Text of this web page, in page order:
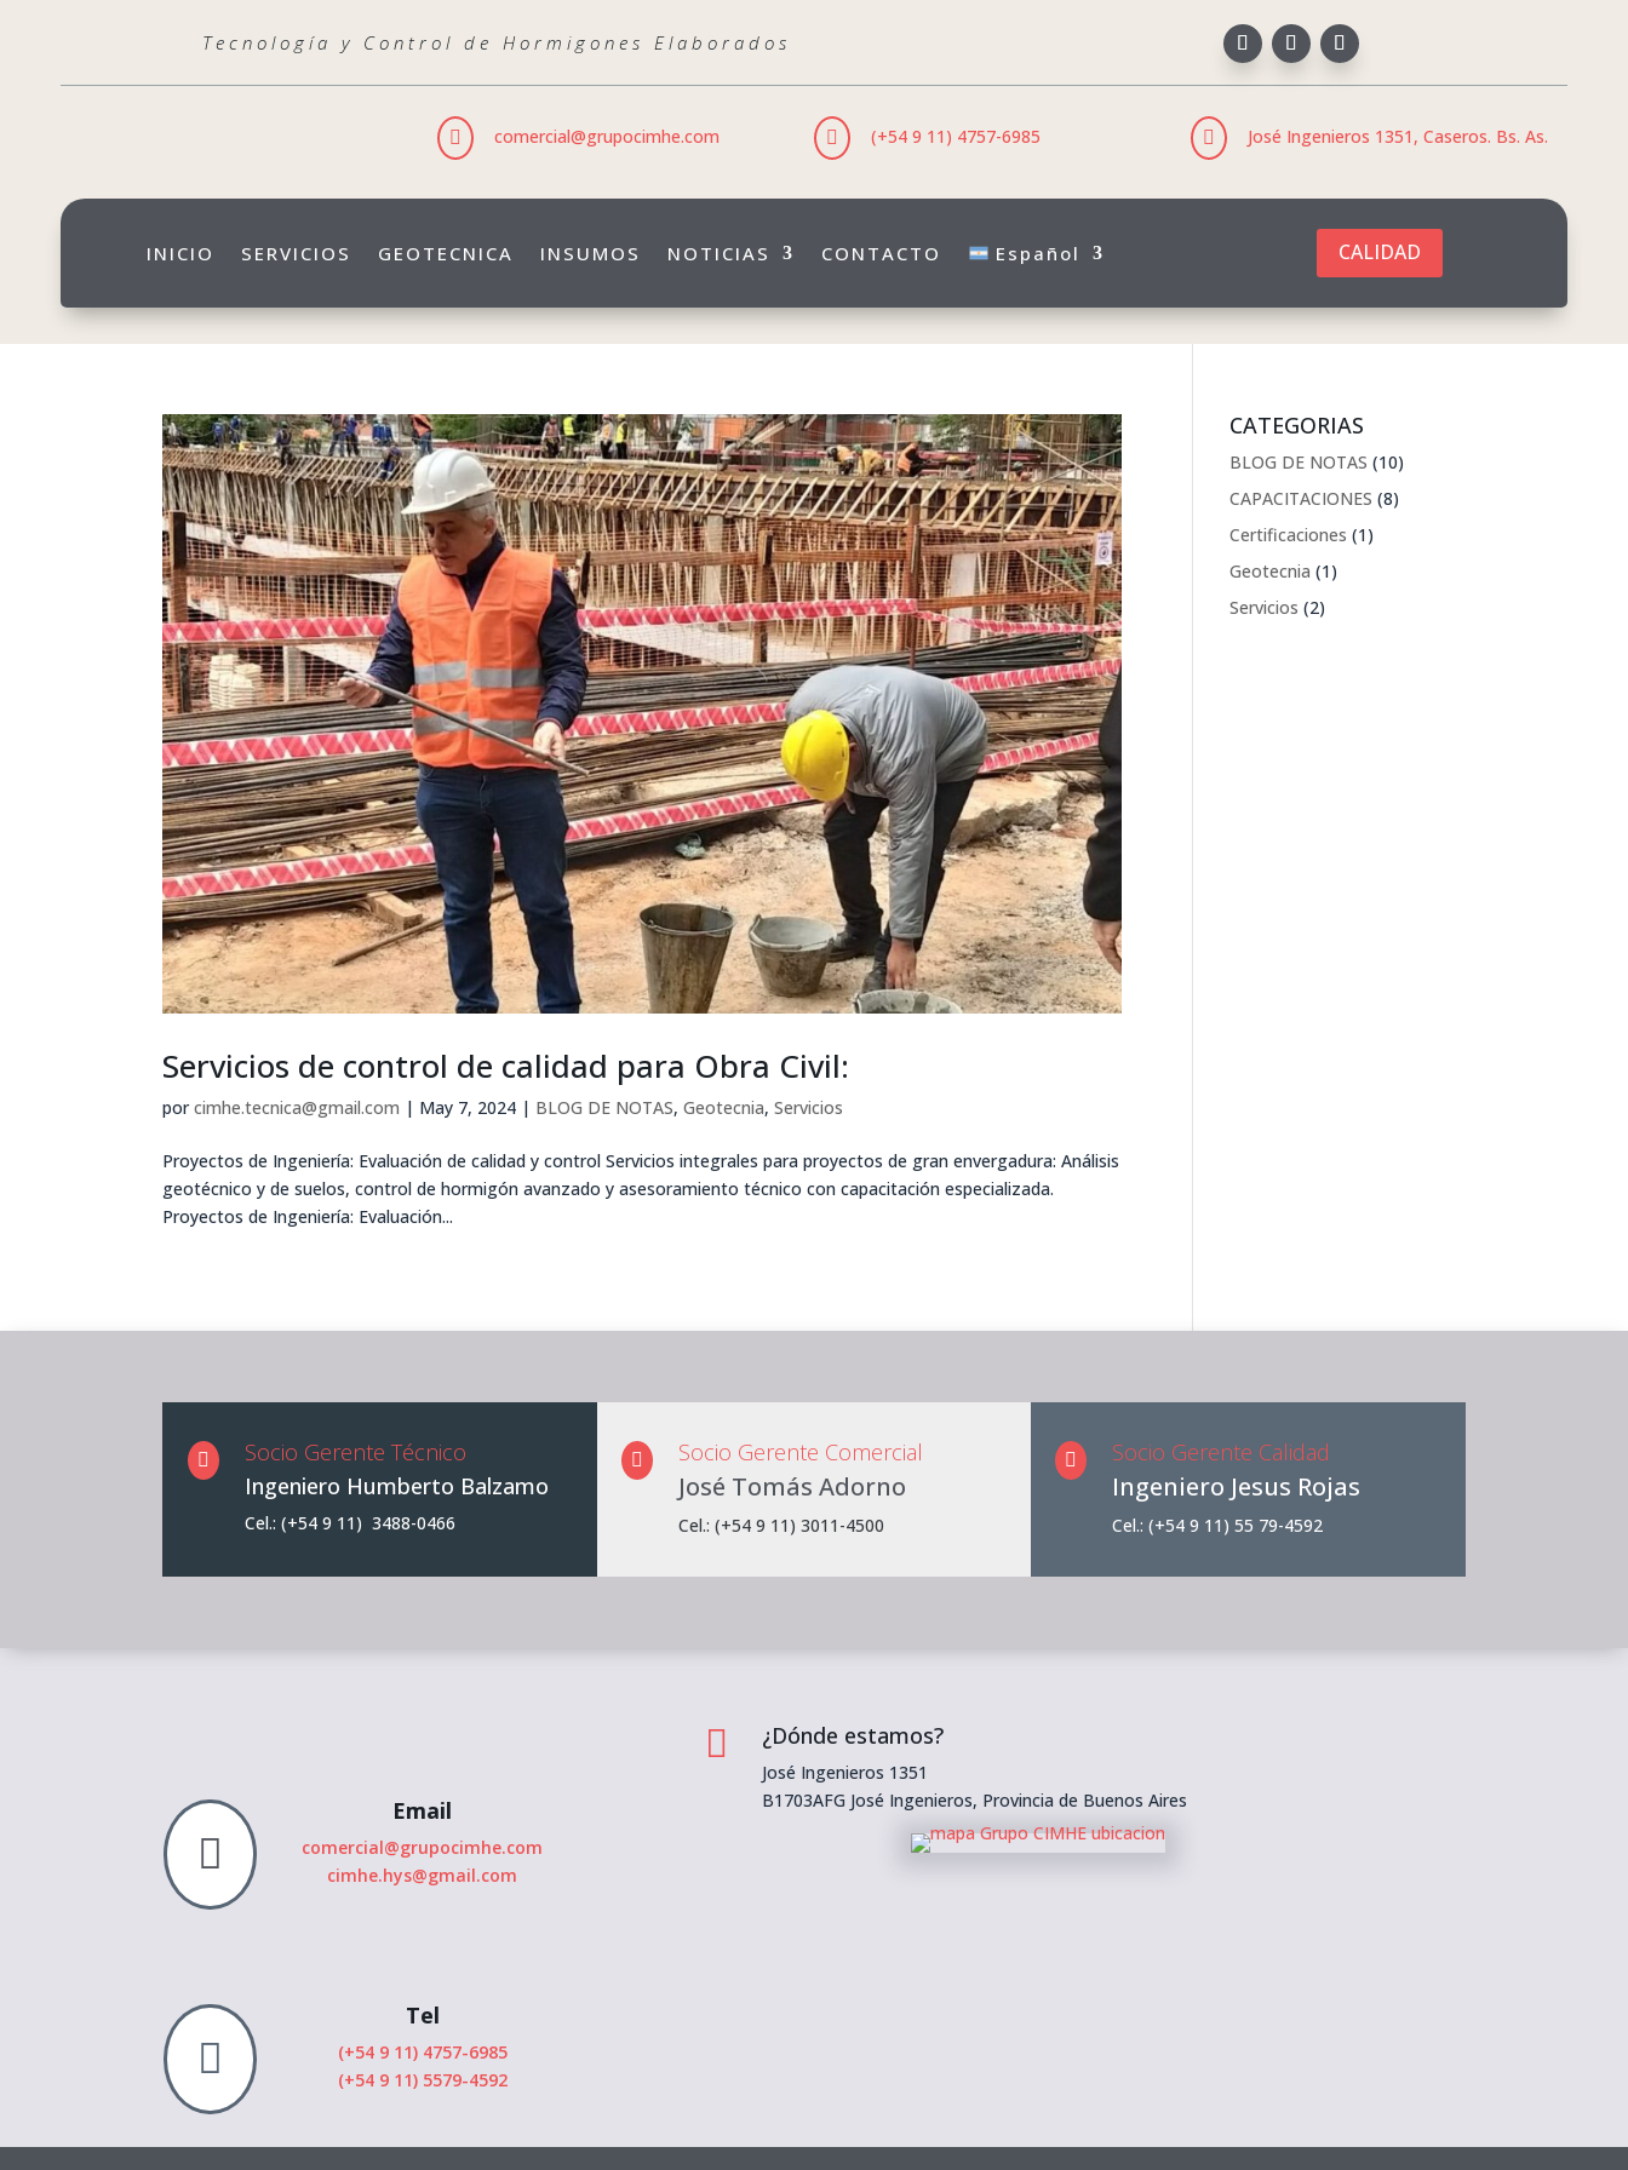
Tecnología y Control de Hormigones Elaborados
 comercial@grupocimhe.com  (+54 9 11) 4757-6985  José Ingenieros 1351, Caseros. Bs. As.
INICIO SERVICIOS GEOTECNICA INSUMOS NOTICIAS CONTACTO Español CALIDAD
Servicios de control de calidad para Obra Civil:
porcimhe.tecnica@gmail.com | May 7, 2024 | BLOG DE NOTAS,Geotecnia,Servicios
Proyectos de Ingeniería: Evaluación de calidad y control Servicios integrales para proyectos de gran envergadura: Análisis
geotécnico y de suelos, control de hormigón avanzado y asesoramiento técnico con capacitación especializada.
Proyectos de Ingeniería: Evaluación...
CATEGORIAS
BLOG DE NOTAS (10)
CAPACITACIONES (8)
Certificaciones (1)
Geotecnia (1)
Servicios (2)

Socio Gerente Técnico
Ingeniero Humberto Balzamo
Cel.: (+54 9 11) 3488-0466
 Socio Gerente Comercial
José Tomás Adorno
Cel.: (+54 9 11) 3011-4500
 Socio Gerente Calidad
Ingeniero Jesus Rojas
Cel.: (+54 9 11) 55 79-4592

Email
comercial@grupocimhe.com
cimhe.hys@gmail.com

Tel
(+54 9 11) 4757-6985
(+54 9 11) 5579-4592
 ¿Dónde estamos?
José Ingenieros 1351
B1703AFG José Ingenieros, Provincia de Buenos Aires